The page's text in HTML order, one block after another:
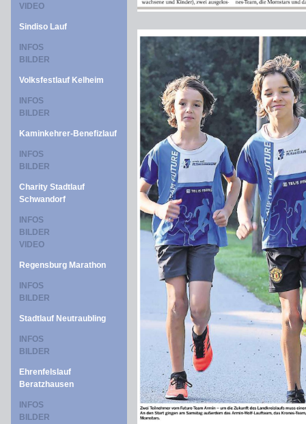
VIDEO
Sindiso Lauf
INFOS
BILDER
Volksfestlauf Kelheim
INFOS
BILDER
Kaminkehrer-Benefizlauf
INFOS
BILDER
Charity Stadtlauf
Schwandorf
INFOS
BILDER
VIDEO
Regensburg Marathon
INFOS
BILDER
Stadtlauf Neutraubling
INFOS
BILDER
Ehrenfelslauf
Beratzhausen
INFOS
BILDER